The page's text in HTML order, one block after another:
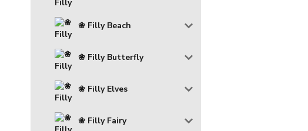
❀ Filly Beach
❀ Filly Butterfly
❀ Filly Elves
❀ Filly Fairy